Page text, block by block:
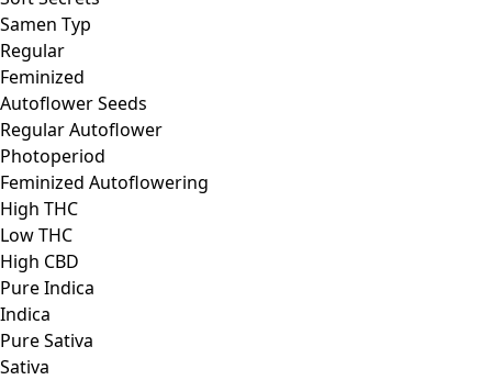
Samen Typ
Regular
Feminized
Autoflower Seeds
Regular Autoflower
Photoperiod
Feminized Autoflowering
High THC
Low THC
High CBD
Pure Indica
Indica
Pure Sativa
Sativa